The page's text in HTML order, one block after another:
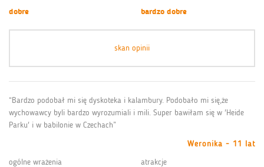
dobre
bardzo dobre
skan opinii
“Bardzo podobał mi się dyskoteka i kalambury. Podobało mi się,że
wychowawcy byli bardzo wyrozumiali i mili. Super bawiłam się w 'Heide
Parku' i w babilonie w Czechach”
Weronika - 11 lat
ogólne wrażenia
atrakcje